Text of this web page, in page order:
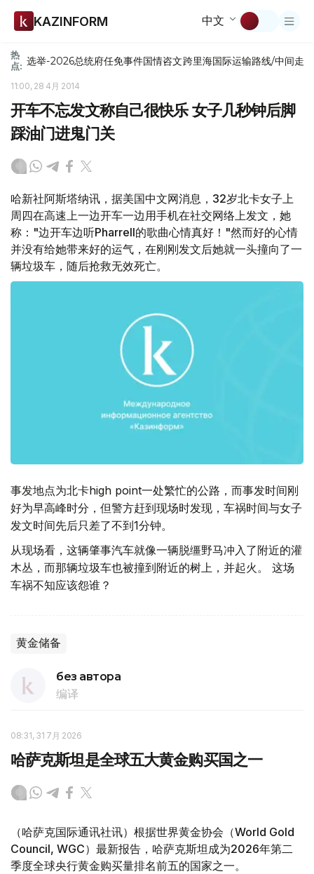
KAZINFORM 中文
热
点: 选举-2026总统府任免事件国情咨文跨里海国际运输路线/中间走廊
11:00, 28 4月 2014
开车不忘发文称自己很快乐 女子几秒钟后脚
踩油门进鬼门关
哈新社阿斯塔纳讯，据美国中文网消息，32岁北卡女子上
周四在高速上一边开车一边用手机在社交网络上发文，她
称："边开车边听Pharrell的歌曲心情真好！"然而好的心情
并没有给她带来好的运气，在刚刚发文后她就一头撞向了一
辆垃圾车，随后抢救无效死亡。
事发地点为北卡high point一处繁忙的公路，而事发时间刚
好为早高峰时分，但警方赶到现场时发现，车祸时间与女子
发文时间先后只差了不到1分钟。
从现场看，这辆肇事汽车就像一辆脱缰野马冲入了附近的灌
木丛，而那辆垃圾车也被撞到附近的树上，并起火。 这场
车祸不知应该怨谁？
黄金储备
без автора
编译
08:31, 31 7月 2026
哈萨克斯坦是全球五大黄金购买国之一
（哈萨克国际通讯社讯）根据世界黄金协会（World Gold
Council, WGC）最新报告，哈萨克斯坦成为2026年第二
季度全球央行黄金购买量排名前五的国家之一。